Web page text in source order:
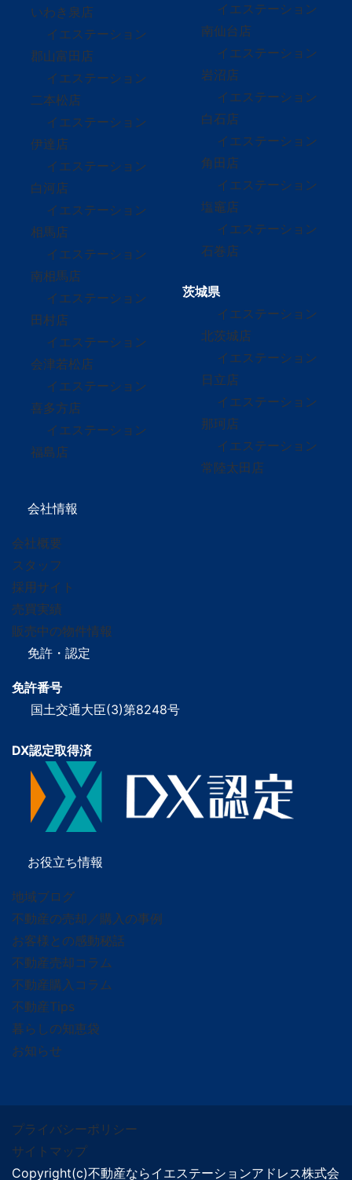
いわき泉店
イエステーション
郡山富田店
イエステーション
二本松店
イエステーション
伊達店
イエステーション
白河店
イエステーション
相馬店
イエステーション
南相馬店
イエステーション
田村店
イエステーション
会津若松店
イエステーション
喜多方店
イエステーション
福島店
イエステーション
南仙台店
イエステーション
岩沼店
イエステーション
白石店
イエステーション
角田店
イエステーション
塩竈店
イエステーション
石巻店
茨城県
イエステーション
北茨城店
イエステーション
日立店
イエステーション
那珂店
イエステーション
常陸太田店
会社情報
会社概要
スタッフ
採用サイト
売買実績
販売中の物件情報
免許・認定
免許番号
国土交通大臣(3)第8248号
DX認定取得済
お役立ち情報
地域ブログ
不動産の売却／購入の事例
お客様との感動秘話
不動産売却コラム
不動産購入コラム
不動産Tips
暮らしの知恵袋
お知らせ
プライバシーポリシー
サイトマップ
Copyright(c)不動産ならイエステーションアドレス株式会